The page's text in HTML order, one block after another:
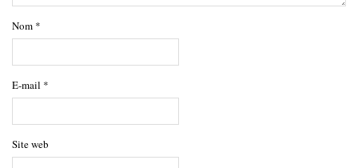
Nom *
E-mail *
Site web